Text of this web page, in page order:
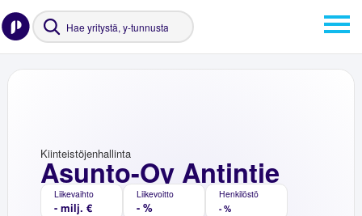
Asunto-Oy Antintie
Kiinteistöjenhallinta
Liikevaihto
- milj. €
Liikevoitto
- %
Henkilöstö
- %